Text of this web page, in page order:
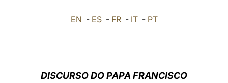
EN - ES- FR- IT- PT
DISCURSO DO PAPA FRANCISCO